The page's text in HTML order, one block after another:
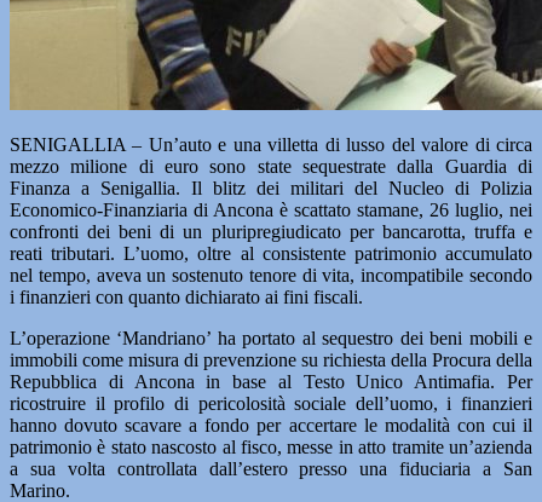
SENIGALLIA – Un’auto e una villetta di lusso del valore di circa
mezzo milione di euro sono state sequestrate dalla Guardia di
Finanza a Senigallia. Il blitz dei militari del Nucleo di Polizia
Economico-Finanziaria di Ancona è scattato stamane, 26 luglio, nei
confronti dei beni di un pluripregiudicato per bancarotta, truffa e
reati tributari. L’uomo, oltre al consistente patrimonio accumulato
nel tempo, aveva un sostenuto tenore di vita, incompatibile secondo
i finanzieri con quanto dichiarato ai fini fiscali.
L’operazione ‘Mandriano’ ha portato al sequestro dei beni mobili e
immobili come misura di prevenzione su richiesta della Procura della
Repubblica di Ancona in base al Testo Unico Antimafia. Per
ricostruire il profilo di pericolosità sociale dell’uomo, i finanzieri
hanno dovuto scavare a fondo per accertare le modalità con cui il
patrimonio è stato nascosto al fisco, messe in atto tramite un’azienda
a sua volta controllata dall’estero presso una fiduciaria a San
Marino.